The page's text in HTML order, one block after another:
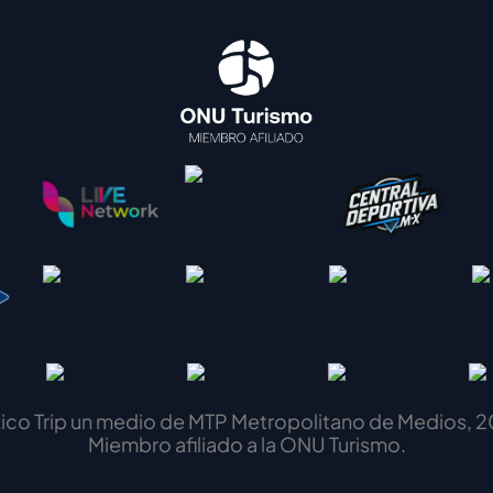
Trip un medio de MTP Metropolitano de Medios,
Miembro afiliado a la ONU Turismo.